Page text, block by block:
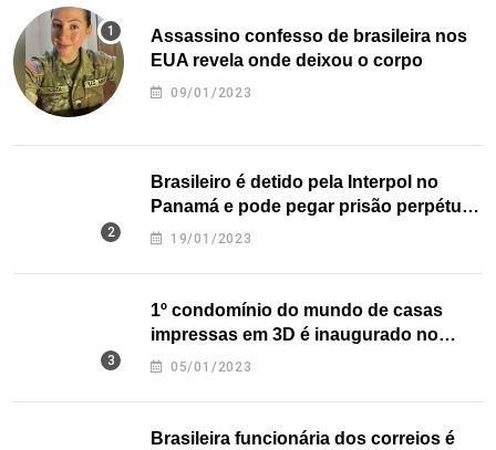
Assassino confesso de brasileira nos
EUA revela onde deixou o corpo
09/01/2023
Brasileiro é detido pela Interpol no
Panamá e pode pegar prisão perpétua
nos EUA
19/01/2023
1º condomínio do mundo de casas
impressas em 3D é inaugurado no
Texas
05/01/2023
Brasileira funcionária dos correios é